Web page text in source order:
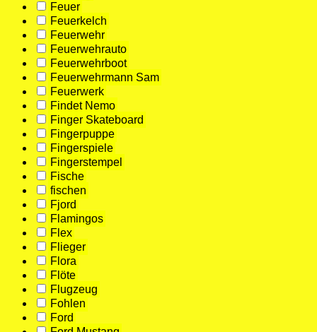
Feuer
Feuerkelch
Feuerwehr
Feuerwehrauto
Feuerwehrboot
Feuerwehrmann Sam
Feuerwerk
Findet Nemo
Finger Skateboard
Fingerpuppe
Fingerspiele
Fingerstempel
Fische
fischen
Fjord
Flamingos
Flex
Flieger
Flora
Flöte
Flugzeug
Fohlen
Ford